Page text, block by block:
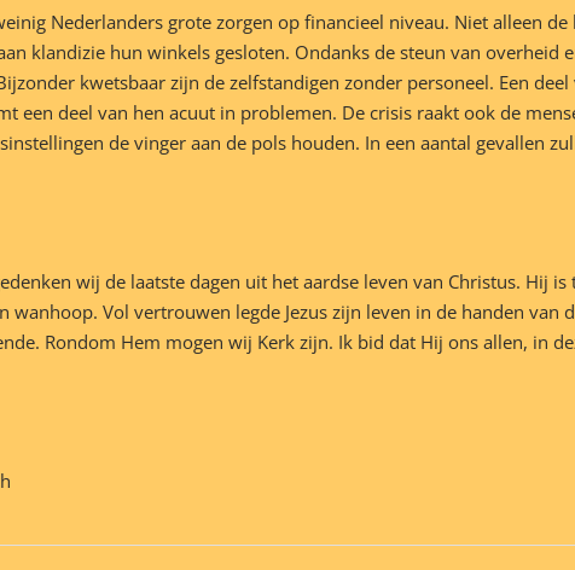
Nederlanders grote zorgen op financieel niveau. Niet alleen
klandizie hun winkels gesloten. Ondanks de steun van overheid
kwetsbaar zijn de zelfstandigen zonder personeel. Een
een deel van hen acuut in problemen. De crisis raakt ook de
de vinger aan de pols houden. In een aantal gevallen
wij de laatste dagen uit het aardse leven van Christus. Hij
wanhoop. Vol vertrouwen legde Jezus zijn leven in de handen van
Rondom Hem mogen wij Kerk zijn. Ik bid dat Hij ons allen, in